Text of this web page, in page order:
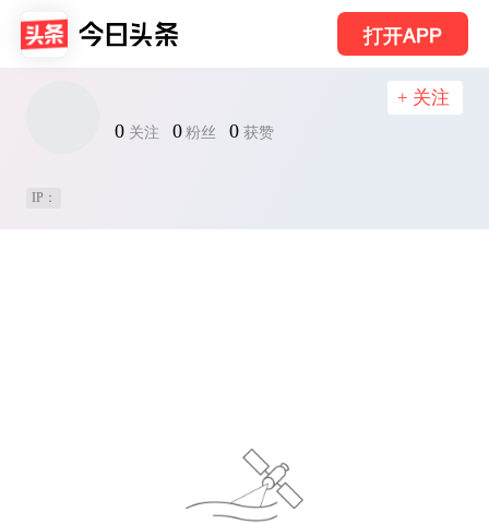
打开APP
0 关注 0 粉丝 0 获赞
+ 关注
IP：